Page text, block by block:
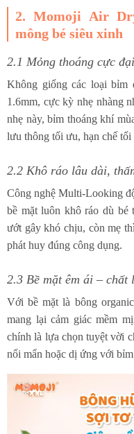
2. Momoji Air
mông bé siêu xinh
2.1 Mỏng thoáng cực
Không giống các loại
1.6mm, cực kỳ nhẹ nhàng
nhẹ này, bỉm thoáng khí
lưu thông tối ưu, hạn chế
2.2 Khô ráo lâu dài,
Công nghệ Multi-Looking
bề mặt luôn khô ráo dù bé
ướt gây khó chịu, còn mẹ
phát huy đúng công dụng.
2.3 Bề mặt êm ái –
Với bề mặt là bông
mang lại cảm giác mềm
chính là lựa chọn tuyệt vời
nổi mẩn hoặc dị ứng với